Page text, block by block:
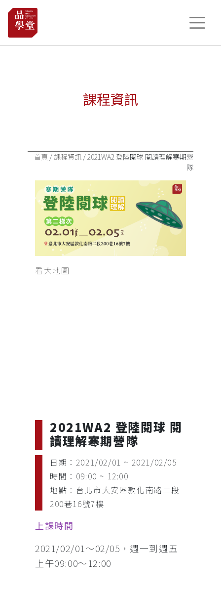
課程資訊
首頁 / 課程資訊 / 2021WA2 登陸閱球 閱讀理解寒期營
隊
看大地圖
2021WA2 登陸閱球 閱
讀理解寒期營隊
日期：2021/02/01 ~ 2021/02/05
時間：09:00 ~ 12:00
地點：台北市大安區敦化南路二段
200巷16號7樓
上課時間
2021/02/01～02/05，週一到週五
上午09:00～12:00